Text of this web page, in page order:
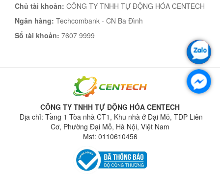
Chủ tài khoản: CÔNG TY TNHH TỰ ĐỘNG HÓA CENTECH
Ngân hàng: Techcombank - CN Ba Đình
Số tài khoản: 7607 9999
CÔNG TY TNHH TỰ ĐỘNG HÓA CENTECH
Địa chỉ: Tầng 1 Tòa nhà CT1, Khu nhà ở Đại Mỗ, TDP Liên
Cơ, Phường Đại Mỗ, Hà Nội, Việt Nam
Mst: 0110610456